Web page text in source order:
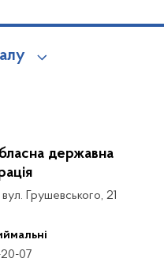
державна
Грушевського, 21
07